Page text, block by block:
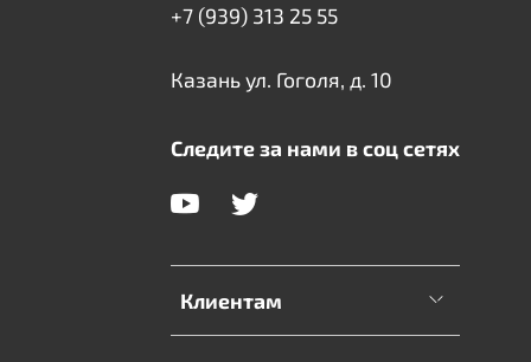
Клиентам
+7 (939) 313 25 55
Казань ул. Гоголя, д. 10
Следите за нами в соц сетях